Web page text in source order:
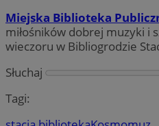
Miejska Biblioteka
miłośników dobrej muzyki i
wieczoru w Bibliogrodzie
Słuchaj
Tagi: